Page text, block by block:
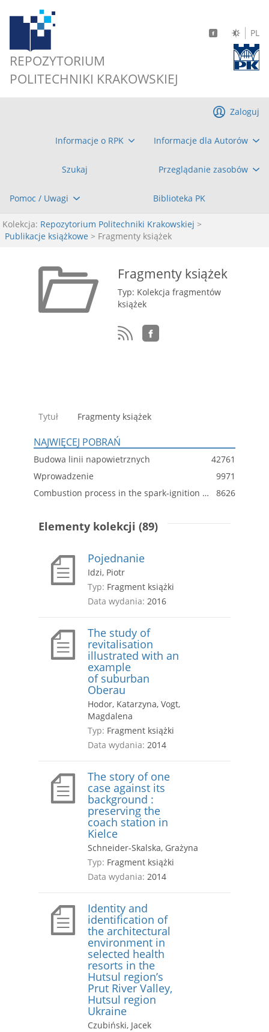
REPOZYTORIUM
POLITECHNIKI KRAKOWSKIEJ
PL
Informacje o RPK Informacje dla Autorów
Szukaj Przeglądanie zasobów
Pomoc / Uwagi Biblioteka PK
Zaloguj
Kolekcja: Repozytorium Politechniki Krakowskiej >
Publikacje książkowe > Fragmenty książek
Fragmenty książek
Typ: Kolekcja fragmentów
książek
Tytuł Fragmenty książek
NAJWIĘCEJ POBRAŃ
Budowa linii napowietrznych
42761
Wprowadzenie
9971
Combustion process in the spark-ignition engine with dual-injection system
8626
Elementy kolekcji (89)
Pojednanie
Idzi, Piotr
Typ: Fragment książki
Data wydania: 2016
The study of
revitalisation
illustrated with an
example
of suburban
Oberau
Hodor, Katarzyna, Vogt,
Magdalena
Typ: Fragment książki
Data wydania: 2014
The story of one
case against its
background :
preserving the
coach station in
Kielce
Schneider-Skalska, Grażyna
Typ: Fragment książki
Data wydania: 2014
Identity and
identification of
the architectural
environment in
selected health
resorts in the
Hutsul region’s
Prut River Valley,
Hutsul region
Ukraine
Czubiński, Jacek